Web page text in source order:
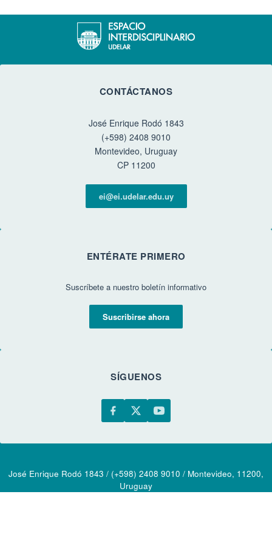
CONTÁCTANOS
José Enrique Rodó 1843
(+598) 2408 9010
Montevideo, Uruguay
CP 11200
ei@ei.udelar.edu.uy
ENTÉRATE PRIMERO
Suscríbete a nuestro boletín informativo
Suscribirse ahora
SÍGUENOS
José Enrique Rodó 1843 / (+598) 2408 9010 / Montevideo, 11200,
Uruguay